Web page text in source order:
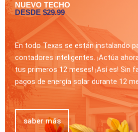
NUEVO TECHO
DESDE $29.99
En todo Texas se están instalando
contadores inteligentes. ¡Actúa
tus primeros 12 meses! ¡Así es! Sin
pagos de energía solar durante 12
saber más